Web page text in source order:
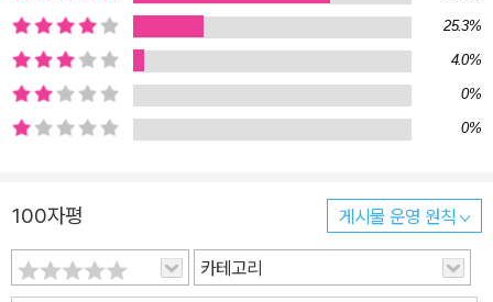
의 배려 속에서도 자신이 남들과 다른 알몸으로 학교에 온 것에 대한
부끄러움과 창피를 완전히 떨쳐내지는 못하고 가슴 속에 담아두고 있
다. 미술시간에는 여름해변에서 모두들 발가벗은 그림을 그릴 때 피
에르는 혼자서 옷을 두껍게 입은 산타클로스 할아버지를 그리는 것으
이었지만 결국 쉬는 시간이 되자 자신에게 쏠린 아이들의 관심이 부
담스럽고 창피하여 그것을 피하려고 혼자 숲 속으로 간다. 이 장면은
타인이 아무리 노력하고 편견과 차별 없이 대해도 차별과 편견의 상
25.3%
4.0%
0%
0%
100자평 게시물 운영 원칙
카테고리